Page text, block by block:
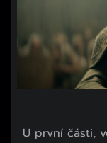
U první části,